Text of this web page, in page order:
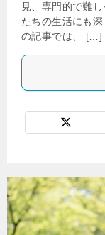
見、専門的で難
たちの生活にも
の記事では、 […]